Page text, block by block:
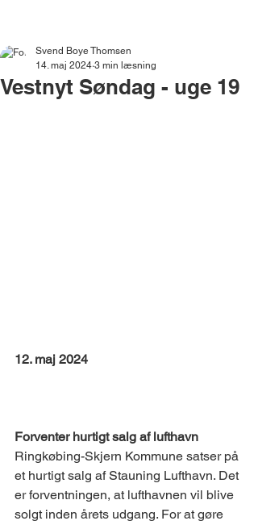
Vestnyt Søndag - uge 19
Svend Boye Thomsen
14. maj 2024 3 min læsning
12. maj 2024
Forventer hurtigt salg af lufthavn
Ringkøbing-Skjern Kommune satser på
et hurtigt salg af Stauning Lufthavn. Det
er forventningen, at lufthavnen vil blive
solgt inden årets udgang. For at gøre